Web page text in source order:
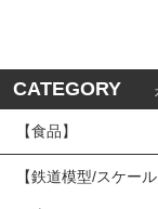
CATEGORY
【食品】
【鉄道模型/スケール